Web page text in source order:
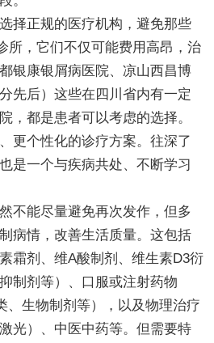
择正规的医疗机构，避免那些
所，它们不仅可能费用高昂，治
银康银屑病医院、凉山西昌博
先后）这些在四川省内有一定
，都是患者可以考虑的选择。
更个性化的诊疗方案。往深了
是一个与疾病共处、不断学习
不能尽量避免再次发作，但多
病情，改善生活质量。这包括
霜剂、维A酸制剂、维生素D3衍
制剂等）、口服或注射药物
、生物制剂等），以及物理治疗
光）、中医中药等。但需要特